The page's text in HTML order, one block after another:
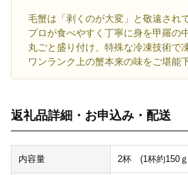
毛蟹は「剥くのが大変」と敬遠され
プロが食べやすく丁寧に身を甲羅の
丸ごと盛り付け、特殊な冷凍技術で
ワンランク上の蟹本来の味をご堪能
返礼品詳細・お申込み・配送
内容量 2杯 (1杯約150